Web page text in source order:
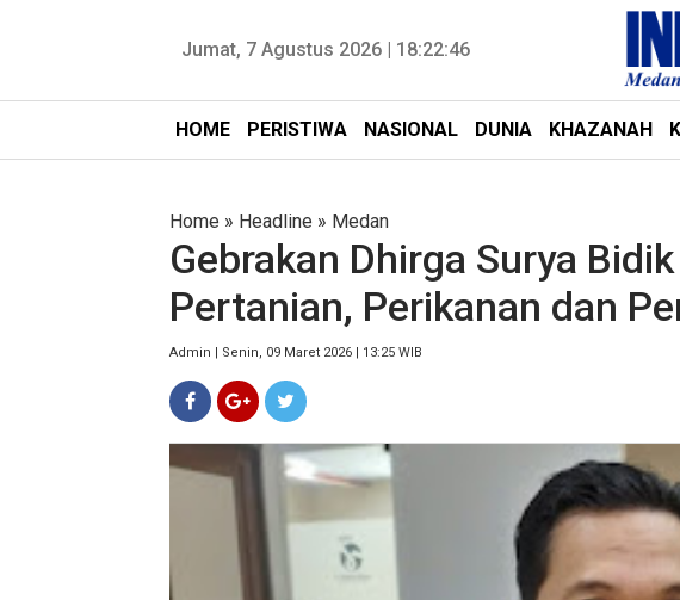
Jumat, 7 Agustus 2026 | 18:22:47
HOME PERISTIWA NASIONAL DUNIA KHAZANAH
Home » Headline » Medan
Gebrakan Dhirga Surya
Pertanian, Perikanan dan
Admin | Senin, 09 Maret 2026 | 13:25 WIB